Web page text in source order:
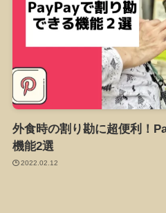
外食時の割り勘に超便利！
機能2選
2022.02.12